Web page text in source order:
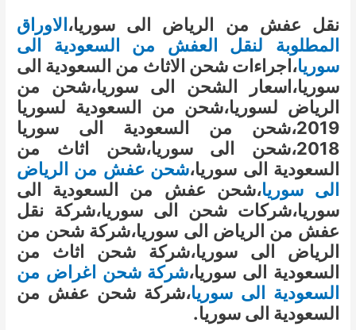
نقل عفش من الرياض الى سوريا،الاوراق
المطلوبة لنقل العفش من السعودية الى
سوريا،اجراءات شحن الاثاث من السعودية الى
سوريا،اسعار الشحن الى سوريا،شحن من
الرياض لسوريا،شحن من السعودية لسوريا
2019،شحن من السعودية الى سوريا
2018،شحن الى سوريا،شحن اثاث من
السعودية الى سوريا،شحن عفش من الرياض
الى سوريا،شحن عفش من السعودية الى
سوريا،شركات شحن الى سوريا،شركة نقل
عفش من الرياض الى سوريا،شركة شحن من
الرياض الى سوريا،شركة شحن اثاث من
السعودية الى سوريا،شركة شحن اغراض من
السعودية الى سوريا،شركة شحن عفش من
السعودية الى سوريا.